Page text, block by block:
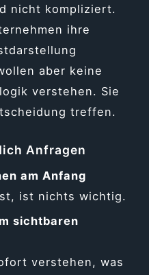
nicht kompliziert.
ihre
aber keine
verstehen. Sie
treffen.
Anfragen
am Anfang
ist nichts wichtig.
sichtbaren
verstehen, was